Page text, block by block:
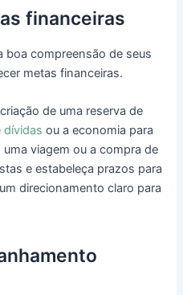
financeiras
boa compreensão de seus
metas financeiras.
de uma reserva de
dívidas ou a economia para
viagem ou a compra de
e estabeleça prazos para
direcionamento claro para